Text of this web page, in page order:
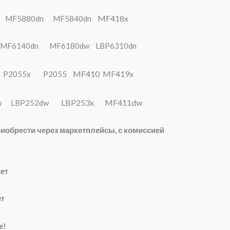
MF5840dn MF418x
MF6180dw LBP6310dn
P2055x P2055 MF410 MF419x
LBP252dw LBP253x MF411dw
через маркетплейсы, с комиссией